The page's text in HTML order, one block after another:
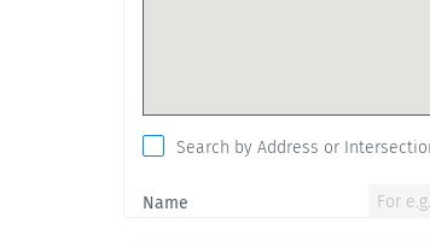
Search by Address or
Name